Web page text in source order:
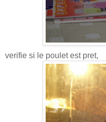
verifie si le poulet est pret,